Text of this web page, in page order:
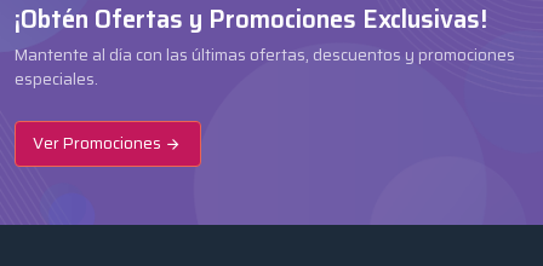
¡Obtén Ofertas y Promociones Exclusivas!
Mantente al día con las últimas ofertas, descuentos y promociones
especiales.
Ver Promociones